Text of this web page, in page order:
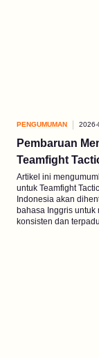
PENGUMUMAN 2026-
Pembaruan
Teamfight
Artikel ini
untuk Teamfight
Indonesia akan
bahasa Inggris
konsisten dan